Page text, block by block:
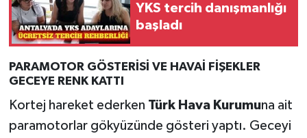
YKS tercih danışmanlığı
başladı
PARAMOTOR GÖSTERİSİ VE HAVAİ FİŞEKLER
GECEYE RENK KATTI
Kortej hareket ederken Türk Hava Kurumuna ait
paramotorlar gökyüzünde gösteri yaptı. Geceyi